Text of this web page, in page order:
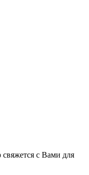
свяжется с Вами для